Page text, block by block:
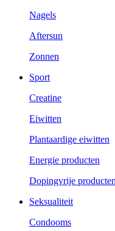
Nagels
Aftersun
Zonnen
Sport
Creatine
Eiwitten
Plantaardige eiwitten
Energie producten
Dopingvrije producten
Seksualiteit
Condooms